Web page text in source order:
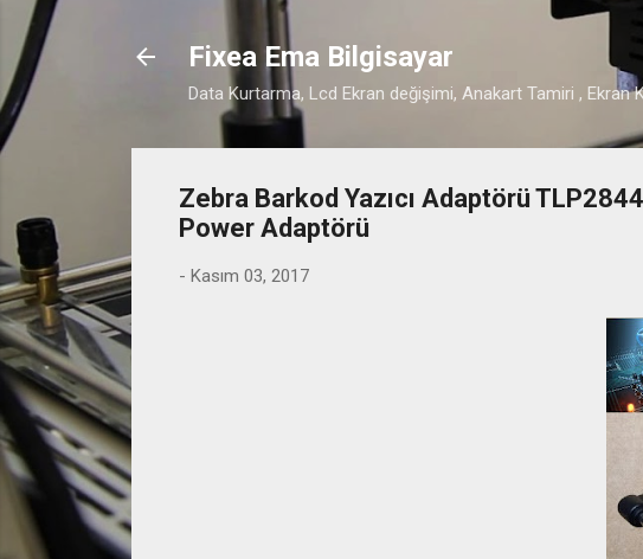
Fixea Ema Bilgisayar
Data Kurtarma, Lcd Ekran değişimi, Anakart Tamiri , Ekran
Zebra Barkod Yazıcı Adaptörü
Power Adaptörü
- Kasım 03, 2017